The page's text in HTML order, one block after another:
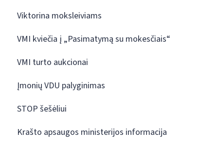
Viktorina moksleiviams
VMI kviečia į „Pasimatymą su mokesčiais“
VMI turto aukcionai
Įmonių VDU palyginimas
STOP šešėliui
Krašto apsaugos ministerijos informacija